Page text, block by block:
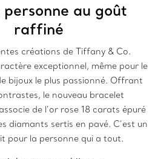
personne au goût
raffiné
créations de Tiffany & Co.
exceptionnel, même pour le
bijoux le plus passionné. Offrant
le nouveau bracelet
de l’or rose 18 carats épuré
diamants sertis en pavé. C’est un
pour la personne qui a tout.